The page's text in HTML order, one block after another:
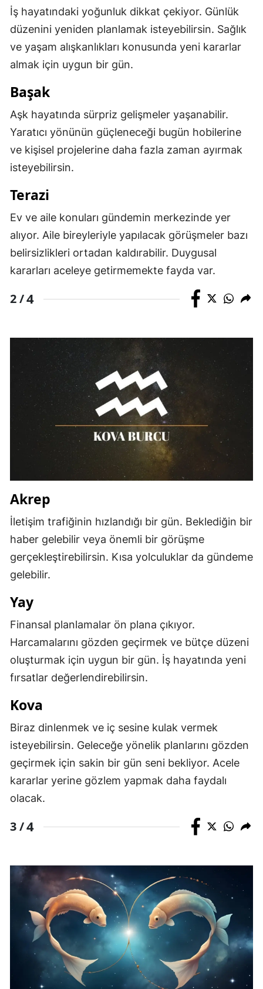
Zonguldak
Aksaray
Karaman
Kırıkkale
Bartın
Ardahan
Kilis
Osmaniye
Düzce
İş hayatındaki yoğunluk dikkat çekiyor. Günlük
düzenini yeniden planlamak isteyebilirsin. Sağlık
ve yaşam alışkanlıkları konusunda yeni kararlar
almak için uygun bir gün.
Başak
Aşk hayatında sürpriz gelişmeler yaşanabilir.
Yaratıcı yönünün güçleneceği bugün hobilerine
ve kişisel projelerine daha fazla zaman ayırmak
isteyebilirsin.
Terazi
Ev ve aile konuları gündemin merkezinde yer
alıyor. Aile bireyleriyle yapılacak görüşmeler bazı
belirsizlikleri ortadan kaldırabilir. Duygusal
kararları aceleye getirmemekte fayda var.
2 /4
Akrep
İletişim trafiğinin hızlandığı bir gün. Beklediğin bir
haber gelebilir veya önemli bir görüşme
gerçekleştirebilirsin. Kısa yolculuklar da gündeme
gelebilir.
Yay
Finansal planlamalar ön plana çıkıyor.
Harcamalarını gözden geçirmek ve bütçe düzeni
oluşturmak için uygun bir gün. İş hayatında yeni
fırsatlar değerlendirebilirsin.
Kova
Biraz dinlenmek ve iç sesine kulak vermek
isteyebilirsin. Geleceğe yönelik planlarını gözden
geçirmek için sakin bir gün seni bekliyor. Acele
kararlar yerine gözlem yapmak daha faydalı
olacak.
3 /4